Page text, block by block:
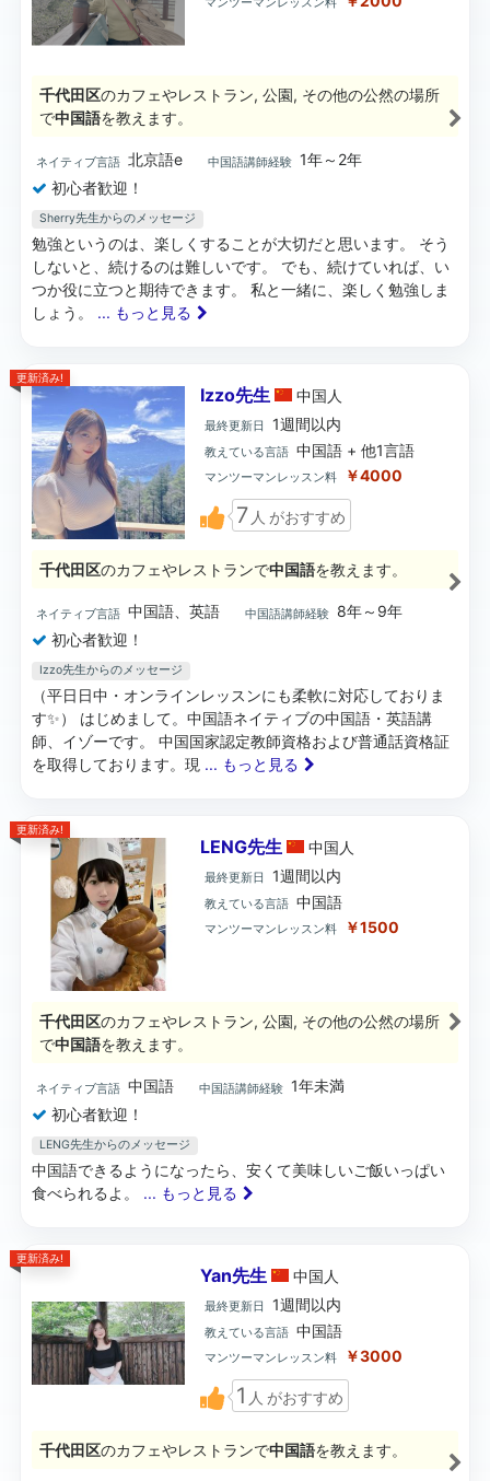
千代田区のカフェやレストラン, 公園, その他の公然の場所
で中国語を教えます。
ネイティブ言語 北京語e 中国語講師経験 1年～2年
初心者歓迎！
Sherry先生からのメッセージ
勉強というのは、楽しくすることが大切だと思います。 そう
しないと、続けるのは難しいです。 でも、続けていれば、い
つか役に立つと期待できます。 私と一緒に、楽しく勉強しま
しょう。 ... もっと見る
更新済み!
Izzo先生 中国 人
最終更新日 1週間以内
教えている言語 中国語 + 他1言語
マンツーマンレッスン料 ￥4000
7 人 がおすすめ
千代田区のカフェやレストランで中国語を教えます。
ネイティブ言語 中国語、英語 中国語講師経験
8年～9年
初心者歓迎！
Izzo先生からのメッセージ
（平日日中・オンラインレッスンにも柔軟に対応しておりま
す✨） はじめまして。中国語ネイティブの中国語・英語講
師、イゾーです。 中国国家認定教師資格および普通話資格証
を取得しております。現 ... もっと見る
更新済み!
LENG先生 中国 人
最終更新日 1週間以内
教えている言語 中国語
マンツーマンレッスン料 ￥1500
千代田区のカフェやレストラン, 公園, その他の公然の場所
で中国語を教えます。
ネイティブ言語 中国語 中国語講師経験 1年未満
初心者歓迎！
LENG先生からのメッセージ
中国語できるようになったら、安くて美味しいご飯いっぱい
食べられるよ。 ... もっと見る
更新済み!
Yan先生 中国 人
最終更新日 1週間以内
教えている言語 中国語
マンツーマンレッスン料 ￥3000
1 人 がおすすめ
千代田区のカフェやレストランで中国語を教えます。